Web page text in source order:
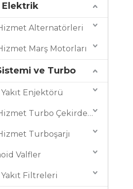
Elektrik
Alternatörleri
Marş Motorları
ve Turbo
Enjektörü
Ağır Hizmet Turbo Çekirdekleri
Turboşarjı
Valfler
Filtreleri